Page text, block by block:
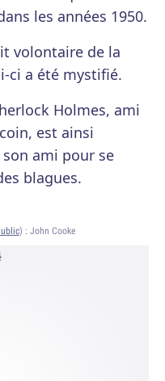
les années 1950.
volontaire de la
ci a été mystifié.
Holmes, ami
est ainsi
ami pour se
blagues.
) : John Cooke